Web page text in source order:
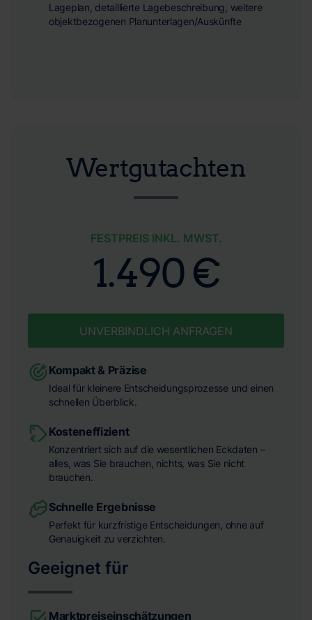
Wertgutachten
FESTPREIS INKL. MWST.
1.490 €
UNVERBINDLICH ANFRAGEN
Kompakt & Präzise
Ideal für kleinere Entscheidungsprozesse und einen
schnellen Überblick.
Kosteneffizient
Konzentriert sich auf die wesentlichen Eckdaten –
alles, was Sie brauchen, nichts, was Sie nicht
brauchen.
Schnelle Ergebnisse
Perfekt für kurzfristige Entscheidungen, ohne auf
Genauigkeit zu verzichten.
Geeignet für
Marktpreiseinschätzungen
Lageplan, detaillierte Lagebeschreibung, weitere
objektbezogenen Planunterlagen/Auskünfte